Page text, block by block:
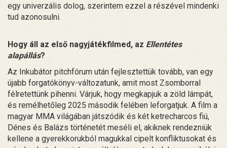
egy univerzális dolog, szerintem ezzel a részével mindenki
tud azonosulni.
Hogy áll az első nagyjátékfilmed, az Ellentétes
alapállás?
Az Inkubátor pitchfórum után fejlesztettük tovább, van egy
újabb forgatókönyv-változatunk, amit most Zsomborral
félretettünk pihenni. Várjuk, hogy megkapjuk a zöld lámpát,
és remélhetőleg 2025 második felében leforgatjuk. A film a
magyar MMA világában játszódik és két ketrecharcos fiú,
Dénes és Balázs történetét meséli el, akiknek rendezniük
kellene a gyerekkorukból magukkal cipelt konfliktusokat és